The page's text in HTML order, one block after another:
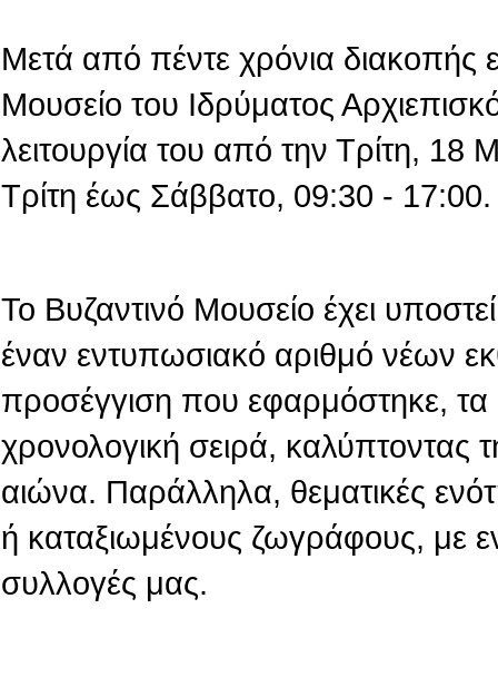
Μετά από πέντε χρόνια διακοπής
Μουσείο του Ιδρύματος
λειτουργία του από την Τρίτη,
Τρίτη έως Σάββατο, 09:30 - 17:00.
Το Βυζαντινό Μουσείο έχει υποστεί
έναν εντυπωσιακό αριθμό νέων
προσέγγιση που εφαρμόστηκε, τα
χρονολογική σειρά, καλύπτοντας
αιώνα. Παράλληλα, θεματικές
ή καταξιωμένους ζωγράφους, με
συλλογές μας.